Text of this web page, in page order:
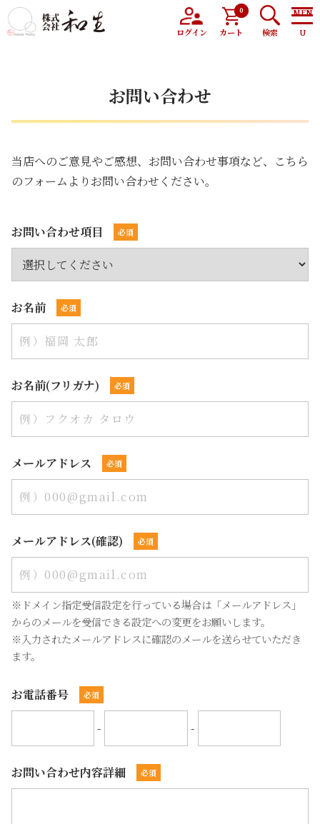
ログイン カート
0
検索
トップ お問い合わせ
お問い合わせ
当店へのご意見やご感想、お問い合わせ事項など、こちら
のフォームよりお問い合わせください。
お問い合わせ項目
お名前
お名前(フリガナ)
メールアドレス
メールアドレス(確認)
※ドメイン指定受信設定を行っている場合は「メールアドレス」
からのメールを受信できる設定への変更をお願いします。
※入力されたメールアドレスに確認のメールを送らせていただき
ます。
お電話番号
- -
お問い合わせ内容詳細